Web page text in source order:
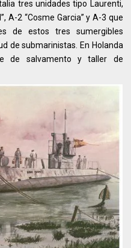
tres unidades tipo Laurenti,
A-2 “Cosme Garcia” y A-3 que
de estos tres sumergibles
de submarinistas. En Holanda
de salvamento y taller de